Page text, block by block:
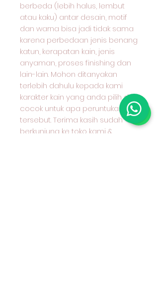
berbeda (lebih halus, lembut
atau kaku) antar desain, motif
dan warna bisa jadi tidak sama
karena perbedaan jenis benang
katun, kerapatan kain, jenis
anyaman, proses finishing dan
lain-lain. Mohon ditanyakan
terlebih dahulu kepada kami
karakter kain yang anda pilih dan
cocok untuk apa peruntukan kain
tersebut. Terima kasih sudah
berkunjung ke toko kami &